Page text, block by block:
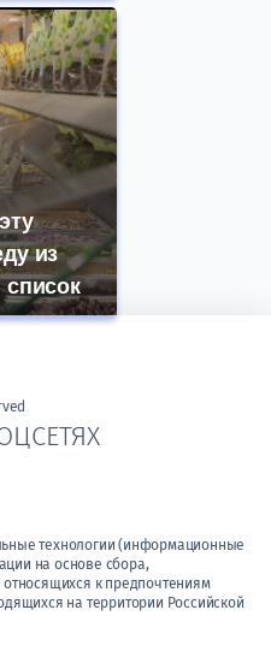
из
список
технологии (информационные
на основе сбора,
к предпочтениям
на территории Российской